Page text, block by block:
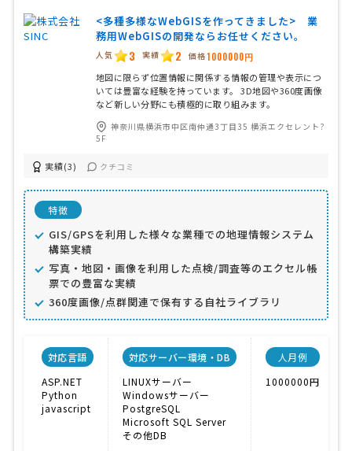
<多種多様なWebGISを作ってきました> 業
務用WebGISの開発ならお任せください。
人気 3 実績 2 価格1000000円
地図に限らず位置情報に関係する情報の管理や表示につ
いては豊富な経験を持っています。 3D地図や360度画像
など新しい分野にも積極的に取り組みます。
神奈川県横浜市中区南仲通3丁目35 横浜エクセレント?
5F
実績(3) クチコミ
特徴
GIS/GPSを利用した様々な業種での地理情報システム
構築実績
写真・地図・画像を利用した点検/調査等のエクセル帳
票での豊富な実績
360度画像/点群関連で保有する自社ライブラリ
対応言語
ASP.NET
Python
javascript
対応サーバー環境・DB
LINUXサーバー
Windowsサーバー
PostgreSQL
Microsoft SQL Server
その他DB
人月例
1000000円